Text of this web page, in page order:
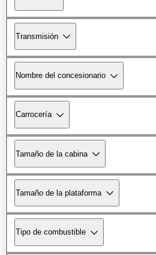
Transmisión
Nombre del concesionario
Carrocería
Tamaño de la cabina
Tamaño de la plataforma
Tipo de combustible